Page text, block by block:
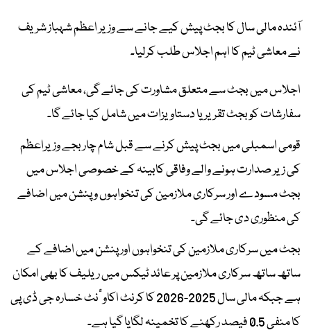
آئندہ مالی سال کا بجٹ پیش کیے جانے سے وزیر اعظم شہباز شریف
نے معاشی ٹیم کا اہم اجلاس طلب کرلیا۔
اجلاس میں بجٹ سے متعلق مشاورت کی جائے گی، معاشی ٹیم کی
سفارشات کو بجٹ تقریر یا دستاویزات میں شامل کیا جائے گا۔
قومی اسمبلی میں بجٹ پیش کرنے سے قبل شام چار بجے وزیراعظم
کی زیر صدارت ہونے والے وفاقی کابینہ کے خصوصی اجلاس میں
بجٹ مسودے اور سرکاری ملازمین کی تنخواہوں و پنشن میں اضافے
کی منظوری دی جائے گی۔
بجٹ میں سرکاری ملازمین کی تنخواہوں اور پنشن میں اضافے کے
ساتھ ساتھ سرکاری ملازمین پر عائد ٹیکس میں ریلیف کا بھی امکان
ہے جبکہ مالی سال 2025-2026 کا کرنٹ اکاوٴنٹ خسارہ جی ڈی پی
کا منفی 0.5 فیصد رکھنے کا تخمینہ لگایا گیا ہے۔